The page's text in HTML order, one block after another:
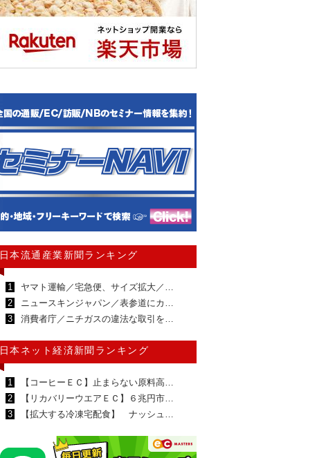
日本流通産業新聞ランキング
1
ヤマト運輸／宅急便、サイズ拡大／…
2
ニュースキンジャパン／表参道にカ…
3
消費者庁／ニチガスの違法な取引を…
日本ネット経済新聞ランキング
1
【コーヒーＥＣ】止まらない原料高…
2
【リカバリーウエアＥＣ】６兆円市…
3
【拡大する冷凍宅配食】 ナッシュ…